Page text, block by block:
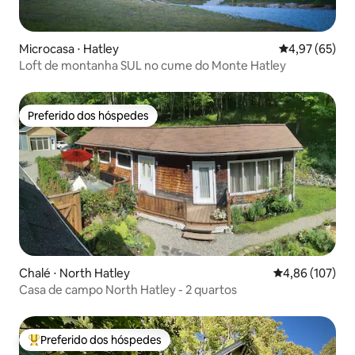
Microcasa ⋅ Hatley 4,97 de uma
4,97 (65)
Loft de montanha SUL no cume do Monte Hatley
Preferido dos hóspedes
Preferido dos hóspedes
Chalé ⋅ North Hatley 4,86 de uma
4,86 (107)
Casa de campo North Hatley - 2 quartos
Entre os melhores preferidos dos hóspedes
Preferido dos hóspedes